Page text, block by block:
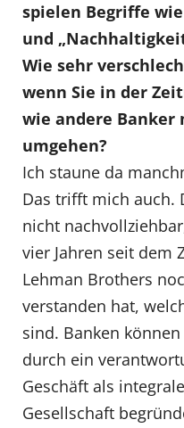
spielen Begriffe wie
und
Wie sehr
wenn Sie in der
wie andere Banker
umgehen?
Ich staune da
Das trifft mich auch.
nicht
vier Jahren seit dem
Lehman Brothers
verstanden hat,
sind. Banken
durch ein
Geschäft als
Gesellschaft